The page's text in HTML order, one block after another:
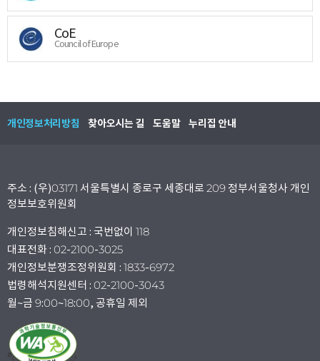
CoE
Council of Europe
개인정보처리방침 찾아오시는 길 도움말 누리집 안내
주소 : (우)03171 서울특별시 종로구 세종대로 209 정부서울청사 개인
정보보호위원회
개인정보침해신고 : 국번없이 118
대표전화 : 02-2100-3025
개인정보분쟁조정위원회 : 1833-6972
법령해석지원센터 : 02-2100-3043
월~금 9:00~18:00, 공휴일 제외